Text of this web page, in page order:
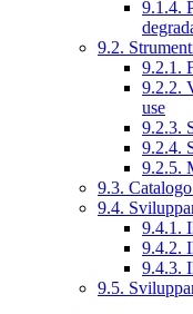
9.1.4.
9.2.
9.2.1.
9.2.2.
use
9.2.3.
9.2.4.
9.2.5.
9.3.
9.4.
9.4.1.
9.4.2.
9.4.3.
9.5.